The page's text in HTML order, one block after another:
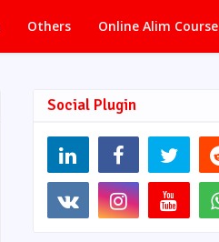
Others Online Alim Course
Social Plugin